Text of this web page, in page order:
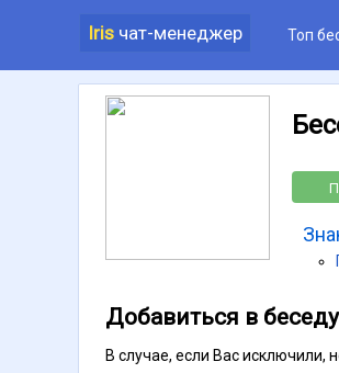
Iris чат-менеджер Топ
Добавиться в
В случае, если Вас исключили,